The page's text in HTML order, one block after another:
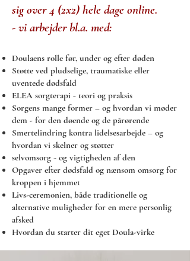
sig over 4 (2x2) hele dage online.
- vi arbejder bl.a. med:
Doulaens rolle før, under og efter døden
Støtte ved pludselige, traumatiske eller
uventede dødsfald
ELEA sorgterapi - teori og praksis
Sorgens mange former – og hvordan vi møder
dem - for den døende og de pårørende
Smertelindring kontra lidelsesarbejde – og
hvordan vi skelner og støtter
selvomsorg - og vigtigheden af den
Opgaver efter dødsfald og nænsom omsorg for
kroppen i hjemmet
Livs-ceremonien, både traditionelle og
alternative muligheder for en mere personlig
afsked
Hvordan du starter dit eget Doula-virke